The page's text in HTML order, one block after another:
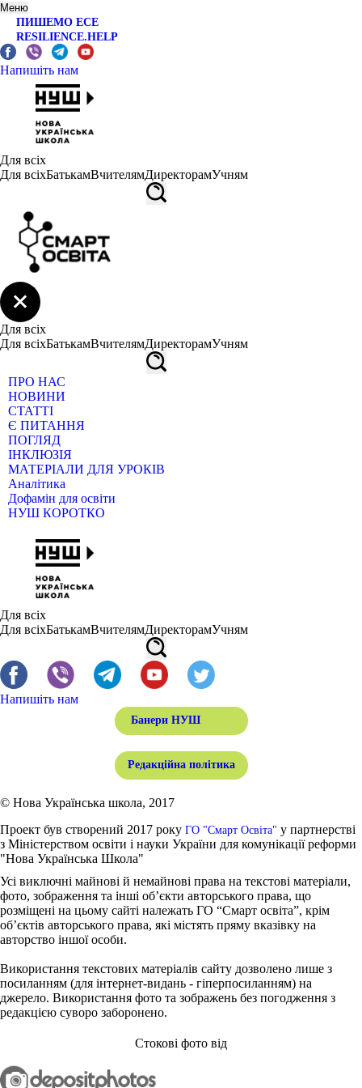
Меню
ПИШЕМО ЕСЕ
RESILIENCE.HELP
Напишіть нам
Для всіх
Для всіхБатькамВчителямДиректорамУчням
Для всіх
Для всіхБатькамВчителямДиректорамУчням
ПРО НАС
НОВИНИ
СТАТТІ
Є ПИТАННЯ
ПОГЛЯД
ІНКЛЮЗІЯ
МАТЕРІАЛИ ДЛЯ УРОКІВ
Аналітика
Дофамін для освіти
НУШ КОРОТКО
Для всіх
Для всіхБатькамВчителямДиректорамУчням
Напишіть нам
Банери НУШ
Редакційна політика
© Нова Українська школа, 2017
Проект був створений 2017 року ГО "Смарт Освіта" у партнерстві
з Міністерством освіти і науки України для комунікації реформи
"Нова Українська Школа"
Усі виключні майнові й немайнові права на текстові матеріали,
фото, зображення та інші об’єкти авторського права, що
розміщені на цьому сайті належать ГО “Смарт освіта”, крім
об’єктів авторського права, які містять пряму вказівку на
авторство іншої особи.
Використання текстових матеріалів сайту дозволено лише з
посиланням (для інтернет-видань - гіперпосиланням) на
джерело. Використання фото та зображень без погодження з
редакцією суворо заборонено.
Стокові фото від